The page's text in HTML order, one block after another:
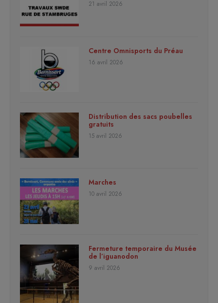
21 avril 2026
Centre Omnisports du Préau
16 avril 2026
Distribution des sacs poubelles
gratuits
15 avril 2026
Marches
10 avril 2026
Fermeture temporaire du Musée
de l’iguanodon
9 avril 2026